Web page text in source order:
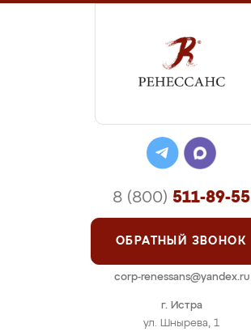
г. Истра
ул. Шнырева, 1
8 (800) 511-89-55
ОБРАТНЫЙ ЗВОНОК
corp-renessans@yandex.ru